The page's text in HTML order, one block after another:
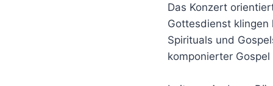
Das Konzert
Gottesdienst klingen
Spirituals und
komponierter